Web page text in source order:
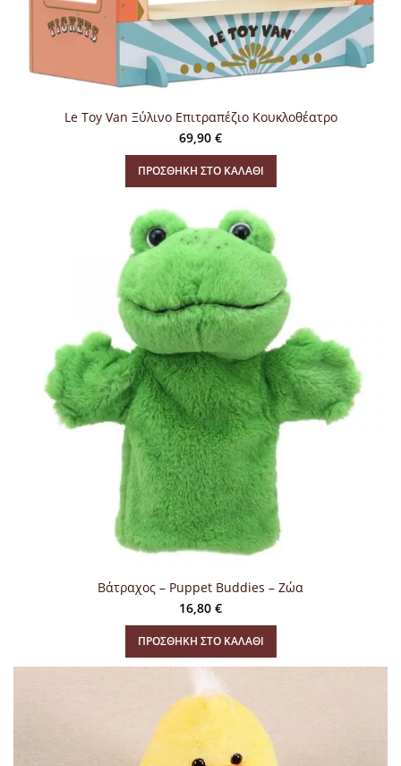
Le Toy Van Ξύλινο Επιτραπέζιο Κουκλοθέατρο
69,90 €
ΠΡΟΣΘΉΚΗ ΣΤΟ ΚΑΛΆΘΙ
Βάτραχος – Puppet Buddies – Ζώα
16,80 €
ΠΡΟΣΘΉΚΗ ΣΤΟ ΚΑΛΆΘΙ